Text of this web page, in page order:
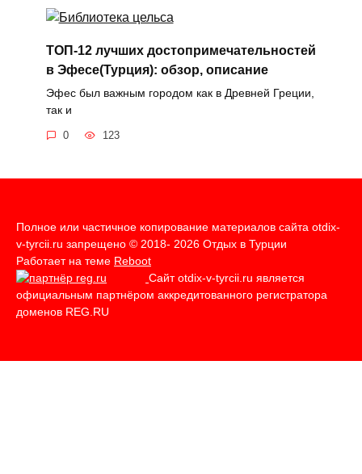
ТОП-12 лучших достопримечательностей
в Эфесе(Турция): обзор, описание
Эфес был важным городом как в Древней Греции,
так и
0 123
Полное или частичное копирование материалов сайта otdix-
v-tyrcii.ru запрещено © 2018- 2026 Отдых в Турции
Работает на теме Reboot
Сайт otdix-v-tyrcii.ru является
официальным партнёром аккредитованного регистратора
доменов REG.RU